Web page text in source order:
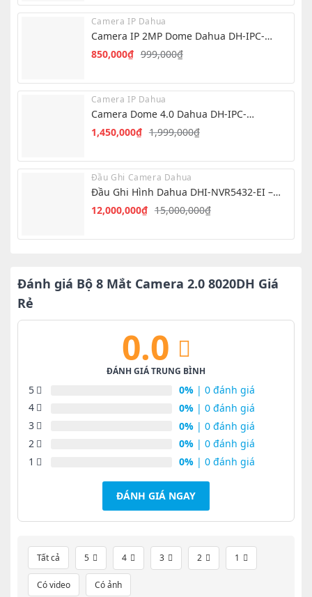
là:
2,950,000₫.
tại
là:
2,500,000₫.
Camera IP Dahua
Camera IP 2MP Dome Dahua DH-IPC-
T1E29-A-IL 999,000₫
Giá
là:
999,000₫.
850,000₫
Giá
tại
là:
Camera IP Dahua
Camera Dome 4.0 Dahua DH-IPC-
HDW1439V-A-IL1,999,000₫
Giá
là:
1,999,000₫.
1,450,000₫
Giá
tại
là:
Đầu Ghi Camera Dahua
Đầu Ghi Hình Dahua DHI-NVR5432-EI –
NVR 32 Kênh AI15,000,000₫
Giá
12,000,000₫
Giá
12,000,000₫.
Đánh giá Bộ 8 Mắt Camera 2.0 8020DH Giá
Rẻ
0.0
ĐÁNH GIÁ TRUNG BÌNH
5 0% | 0 đánh giá
4
0% | 0 đánh giá
3
0% | 0 đánh giá
2
0% | 0 đánh giá
1
0% | 0 đánh giá
ĐÁNH GIÁ NGAY
Tất cả 5 4 3 2 1
Có video Có ảnh